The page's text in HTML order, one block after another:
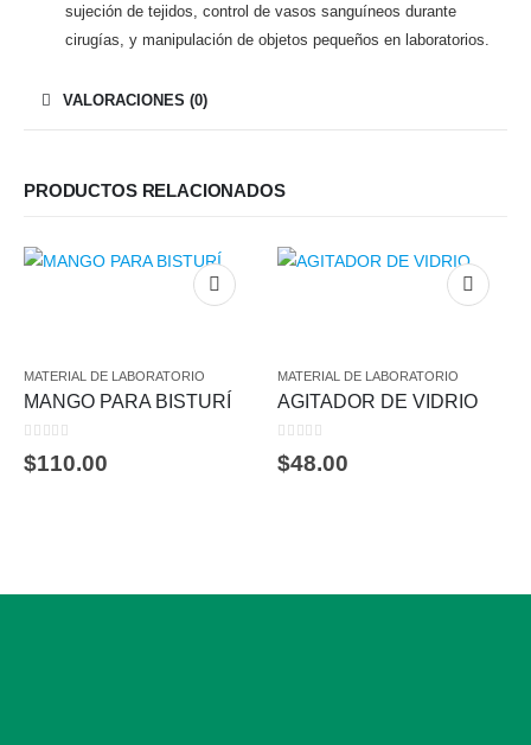
sujeción de tejidos, control de vasos sanguíneos durante
cirugías, y manipulación de objetos pequeños en laboratorios.
VALORACIONES (0)
PRODUCTOS RELACIONADOS
MATERIAL DE LABORATORIO
MANGO PARA BISTURÍ
0
$110.00
MATERIAL DE LABORATORIO
AGITADOR DE VIDRIO
0
$48.00